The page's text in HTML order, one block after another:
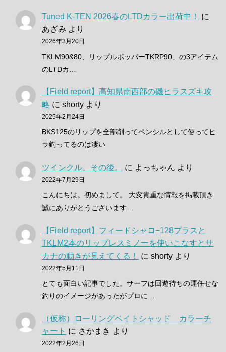
Tuned K-TEN 2026春のLTDカラー出荷中！
に
あざみ より
2026年3月20日
TKLM90&80、リップルポッパーTKRP90、の3アイテム
のLTDカ…
【Field report】高知県南西部の磯ヒラスズキ攻
略 に shorty より
2025年2月24日
BKS125のリップを全部削ってペンシルとして使ってヒ
ラ釣ってるのは凄い
ツインクル、その後。 に よっちゃん より
2022年7月29日
こんにちは。初めまして。 大変貴重な情報を掲載頂き
誠にありがとうございます…
【Field report】フィードシャロ−128プラスと
TKLM2本のリップレスミノーを使いこなすとサ
カナの動きが見えてくる！
に shorty より
2022年5月11日
とても面白い記事でした。サーフは回遊待ちの運任せな
釣りのイメージがあったがプロに…
（仮称）ローリングベイトシャッド カラーチ
ャート に さかまき より
2022年2月26日